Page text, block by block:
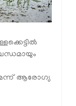
ആരോഗ്യ